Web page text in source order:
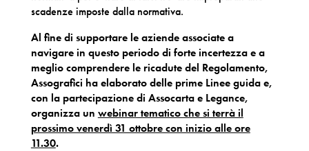
scadenze imposte dalla normativa.
Al fine di supportare le aziende associate a
navigare in questo periodo di forte incertezza e a
meglio comprendere le ricadute del Regolamento,
Assografici ha elaborato delle prime Linee guida e,
con la partecipazione di Assocarta e Legance,
organizza un webinar tematico che si terrà il
prossimo venerdì 31 ottobre con inizio alle ore
11.30.